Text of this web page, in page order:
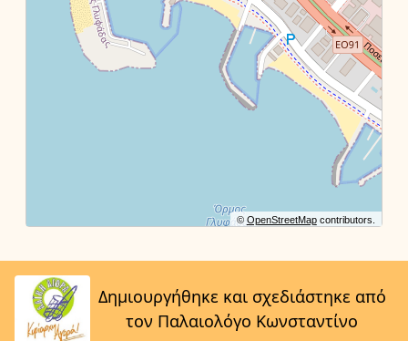
© OpenStreetMapcontributors.
Δημιουργήθηκε και σχεδιάστηκε από
τον Παλαιολόγο Κωνσταντίνο